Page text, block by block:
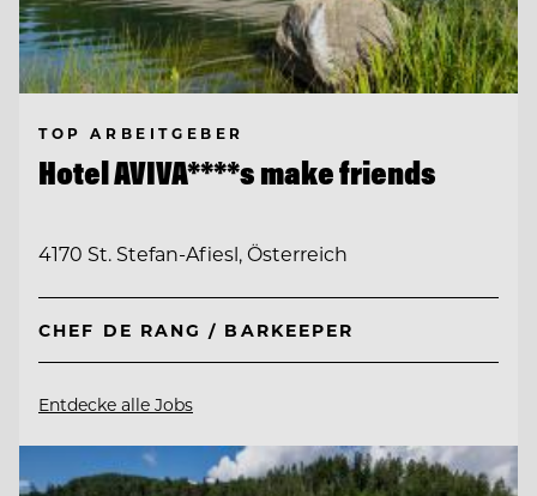
TOP ARBEITGEBER
Hotel AVIVA****s make friends
4170 St. Stefan-Afiesl, Österreich
CHEF DE RANG / BARKEEPER
Entdecke alle Jobs